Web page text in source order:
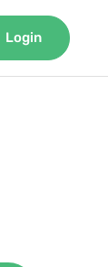
Login